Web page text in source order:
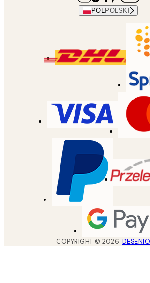
POL POLSKI
COPYRIGHT ©2026, DESENIO